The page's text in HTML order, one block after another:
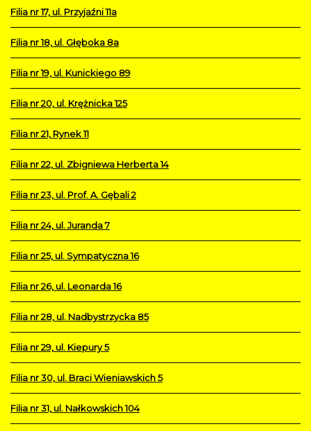
Filia nr 17, ul. Przyjaźni 11a
Filia nr 18, ul. Głęboka 8a
Filia nr 19, ul. Kunickiego 89
Filia nr 20, ul. Krężnicka 125
Filia nr 21, Rynek 11
Filia nr 22, ul. Zbigniewa Herberta 14
Filia nr 23, ul. Prof. A. Gębali 2
Filia nr 24, ul. Juranda 7
Filia nr 25, ul. Sympatyczna 16
Filia nr 26, ul. Leonarda 16
Filia nr 28, ul. Nadbystrzycka 85
Filia nr 29, ul. Kiepury 5
Filia nr 30, ul. Braci Wieniawskich 5
Filia nr 31, ul. Nałkowskich 104